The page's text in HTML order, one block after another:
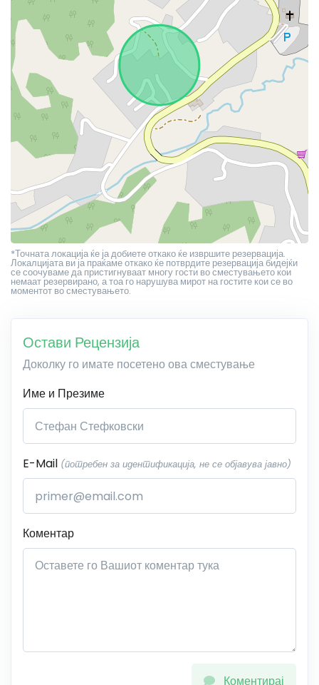
*Точната локација ќе ја добиете откако ќе извршите резервација.
Локалцијата ви ја праќаме откако ќе потврдите резервација бидејќи
се соочуваме да пристигнуваат многу гости во сместувањето кои
немаат резервирано, а тоа го нарушува мирот на гостите кои се во
моментот во сместувањето.
Остави Рецензија
Доколку го имате посетено ова сместување
Име и Презиме
E-Mail (потребен за идентификација, не се објавува јавно)
Коментар
Коментирај